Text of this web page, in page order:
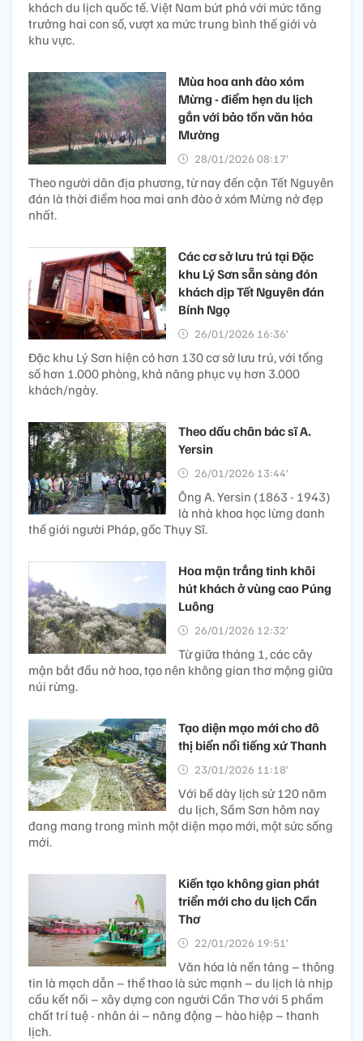
khách du lịch quốc tế. Việt Nam bứt phá với mức tăng
trưởng hai con số, vượt xa mức trung bình thế giới và
khu vực.
Mùa hoa anh đào xóm
Mừng - điểm hẹn du lịch
gắn với bảo tồn văn hóa
Mường
28/01/2026 08:17’
Theo người dân địa phương, từ nay đến cận Tết Nguyên
đán là thời điểm hoa mai anh đào ở xóm Mừng nở đẹp
nhất.
Các cơ sở lưu trú tại Đặc
khu Lý Sơn sẵn sàng đón
khách dịp Tết Nguyên đán
Bính Ngọ
26/01/2026 16:36’
Đặc khu Lý Sơn hiện có hơn 130 cơ sở lưu trú, với tổng
số hơn 1.000 phòng, khả năng phục vụ hơn 3.000
khách/ngày.
Theo dấu chân bác sĩ A.
Yersin
26/01/2026 13:44’
Ông A. Yersin (1863 - 1943)
là nhà khoa học lừng danh
thế giới người Pháp, gốc Thụy Sĩ.
Hoa mận trắng tinh khôi
hút khách ở vùng cao Púng
Luông
26/01/2026 12:32’
Từ giữa tháng 1, các cây
mận bắt đầu nở hoa, tạo nên không gian thơ mộng giữa
núi rừng.
Tạo diện mạo mới cho đô
thị biển nổi tiếng xứ Thanh
23/01/2026 11:18’
Với bề dày lịch sử 120 năm
du lịch, Sầm Sơn hôm nay
đang mang trong mình một diện mạo mới, một sức sống
mới.
Kiến tạo không gian phát
triển mới cho du lịch Cần
Thơ
22/01/2026 19:51’
Văn hóa là nền tảng – thông
tin là mạch dẫn – thể thao là sức mạnh – du lịch là nhịp
cầu kết nối – xây dựng con người Cần Thơ với 5 phẩm
chất trí tuệ - nhân ái – năng động – hào hiệp – thanh
lịch.